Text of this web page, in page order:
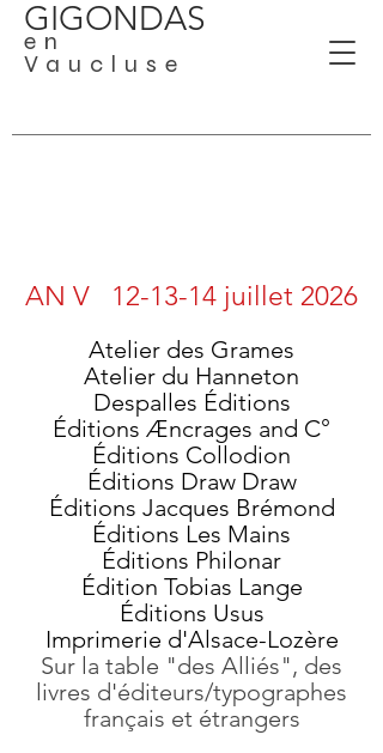
GIGONDAS
en
Vaucluse
AN V 12-13-14 juillet 2026
Atelier des Grames
Atelier du Hanneton
Despalles Éditions
Éditions Æncrages and C°
Éditions Collodion
Éditions Draw Draw
Éditions Jacques Brémond
Éditions Les Mains
Éditions Philonar
Édition Tobias Lange
Éditions Usus
Imprimerie d'Alsace-Lozère
Sur la table "des Alliés", des
livres d'éditeurs/typographes
français et étrangers